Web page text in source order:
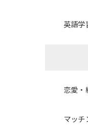
英語学
恋愛・
マッチ